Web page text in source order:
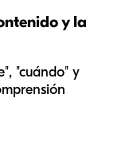
y la
"cuándo" y